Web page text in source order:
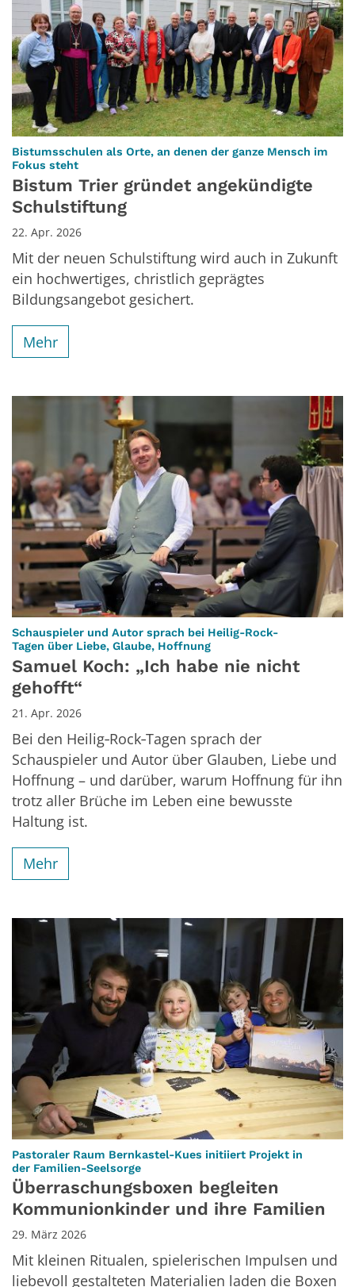
Bistumsschulen als Orte, an denen der ganze Mensch im
Fokus steht:
Bistum Trier gründet angekündigte
Schulstiftung
22. Apr. 2026
Mit der neuen Schulstiftung wird auch in Zukunft
ein hochwertiges, christlich geprägtes
Bildungsangebot gesichert.
Mehr
Schauspieler und Autor sprach bei Heilig-Rock-
Tagen über Liebe, Glaube, Hoffnung
Samuel Koch: „Ich habe nie nicht
gehofft“
21. Apr. 2026
Bei den Heilig‑Rock‑Tagen sprach der
Schauspieler und Autor über Glauben, Liebe und
Hoffnung – und darüber, warum Hoffnung für ihn
trotz aller Brüche im Leben eine bewusste
Haltung ist.
Mehr
Pastoraler Raum Bernkastel-Kues initiiert Projekt in
der Familien-Seelsorge
Überraschungsboxen begleiten
Kommunionkinder und ihre Familien
29. März 2026
Mit kleinen Ritualen, spielerischen Impulsen und
liebevoll gestalteten Materialien laden die Boxen